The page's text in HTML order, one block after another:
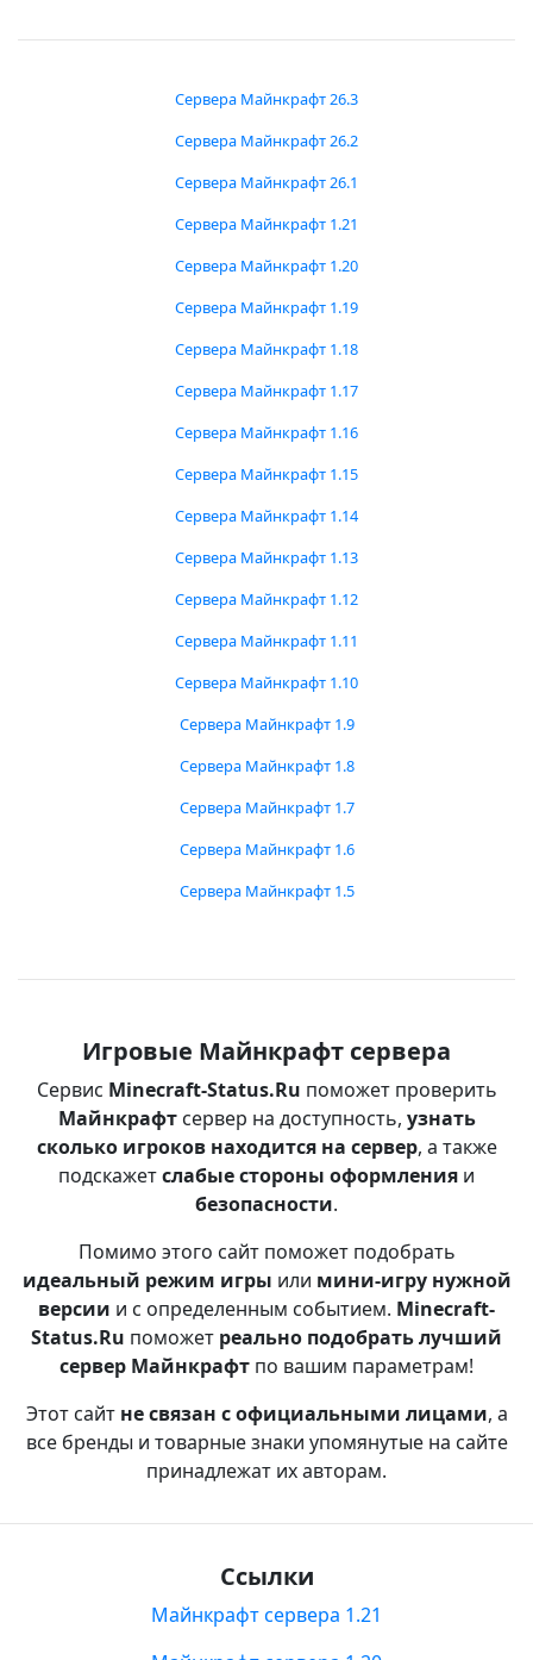
Сервера Майнкрафт 26.3
Сервера Майнкрафт 26.2
Сервера Майнкрафт 26.1
Сервера Майнкрафт 1.21
Сервера Майнкрафт 1.20
Сервера Майнкрафт 1.19
Сервера Майнкрафт 1.18
Сервера Майнкрафт 1.17
Сервера Майнкрафт 1.16
Сервера Майнкрафт 1.15
Сервера Майнкрафт 1.14
Сервера Майнкрафт 1.13
Сервера Майнкрафт 1.12
Сервера Майнкрафт 1.11
Сервера Майнкрафт 1.10
Сервера Майнкрафт 1.9
Сервера Майнкрафт 1.8
Сервера Майнкрафт 1.7
Сервера Майнкрафт 1.6
Сервера Майнкрафт 1.5
Игровые Майнкрафт сервера
Сервис Minecraft-Status.Ru поможет проверить
Майнкрафтсервер на доступность, узнать
сколько игроков находится на сервер, а также
подскажетслабые стороны оформления и
безопасности.
Помимо этого сайт поможет подобрать
идеальный режим игры или мини-игру нужной
версии и с определенным событием. Minecraft-
Status.Ru поможет реально подобрать лучший
сервер Майнкрафт по вашим параметрам!
Этот сайт не связан с официальными лицами, а
все бренды и товарные знаки упомянутые на сайте
принадлежат их авторам.
Ссылки
Майнкрафт сервера 1.21